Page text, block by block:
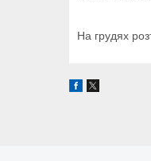
На грудях